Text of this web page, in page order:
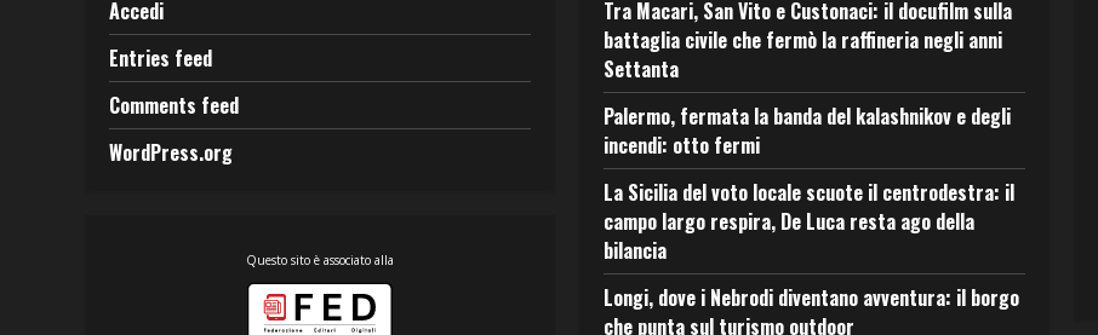
Accedi
Entries feed
Comments feed
WordPress.org
Questo sito è associato alla
Tra Macari, San Vito e Custonaci: il docufilm sulla
battaglia civile che fermò la raffineria negli anni
Settanta
Palermo, fermata la banda del kalashnikov e degli
incendi: otto fermi
La Sicilia del voto locale scuote il centrodestra: il
campo largo respira, De Luca resta ago della
bilancia
Longi, dove i Nebrodi diventano avventura: il borgo
che punta sul turismo outdoor